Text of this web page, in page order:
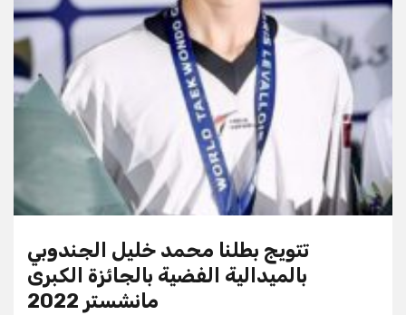
تتويج بطلنا محمد خليل الجندوبي
بالميدالية الفضية بالجائزة الكبرى
مانشستر 2022